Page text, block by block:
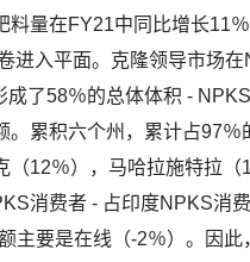
量在FY21中同比增长11
进入平面。克隆领导市场
了58％的总体体积 -
累积六个州，累计占97％
12％），马哈拉施特拉（
消费者 - 占印度NPKS消
主要是在线（-2％）。因此